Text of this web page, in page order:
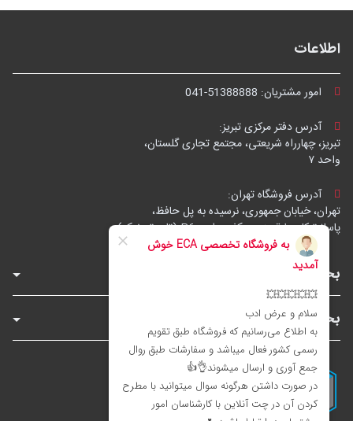
اطلاعات
امور مشتریان: 041-51388888
آدرس دفتر مرکزی تبریز:
تبریز، چهارراه شریعتی، مجتمع تجاری گلستان،
واحد ۷
آدرس فروشگاه تهران:
تهران، خیابان جمهوری، نرسیده به پل حافظ،
پاساژ توکل، طبقه زیرهمکف، واحد B6 (تاپ ترونیک)
بخش‌های فروشگاه
بخش‌های سایت